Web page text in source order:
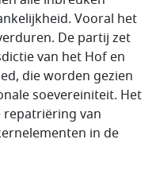
Vooral het
De partij zet
van het Hof en
die worden gezien
soevereiniteit. Het
repatriëring van
in de